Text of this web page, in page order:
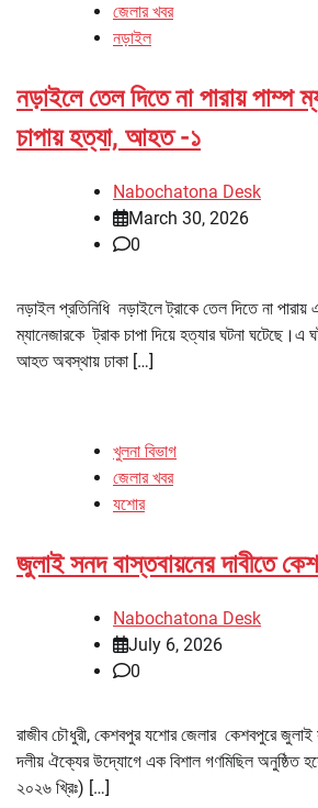
জেলার খবর
নড়াইল
নড়াইলে তেল দিতে না পারায় পাম্প
চাপায় হত্যা, আহত -১
Nabochatona Desk
March 30, 2026
0
নড়াইল প্রতিনিধি নড়াইলে ট্রাকে তেল দিতে না
ম্যানেজারকে ট্রাক চাপা দিয়ে হত্যার ঘটনা
আহত অবস্থায় ঢাকা […]
খুলনা বিভাগ
জেলার খবর
যশোর
জুলাই সনদ বাস্তবায়নের দাবীতে
Nabochatona Desk
July 6, 2026
0
রাজীব চৌধুরী, কেশবপুর যশোর জেলার কেশবপুরে জুলাই
দলীয় ঐক্যের উদ্যোগে এক বিশাল গণমিছিল অনুষ্ঠিত
২০২৬ খ্রিঃ) […]